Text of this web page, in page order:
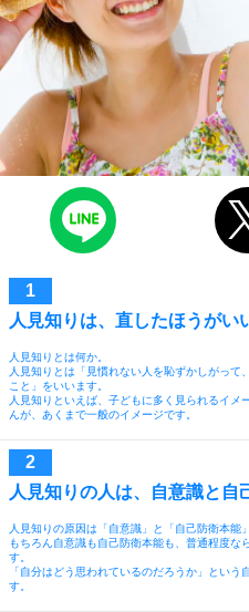
人見知りは、直したほうがい
人見知りとは何か。
人見知りとは「見慣れない人を恥ずかしがって
こと」をいいます。
人見知りといえば、子どもに多く見られるイメ
んが、あくまで一般のイメージです。
人見知りの人は、自意識と自
人見知りの原因は「自意識」と「自己防衛本能
もちろん自意識も自己防衛本能も、普通程度な
す。
「自分はどう思われているのだろうか」という
す。